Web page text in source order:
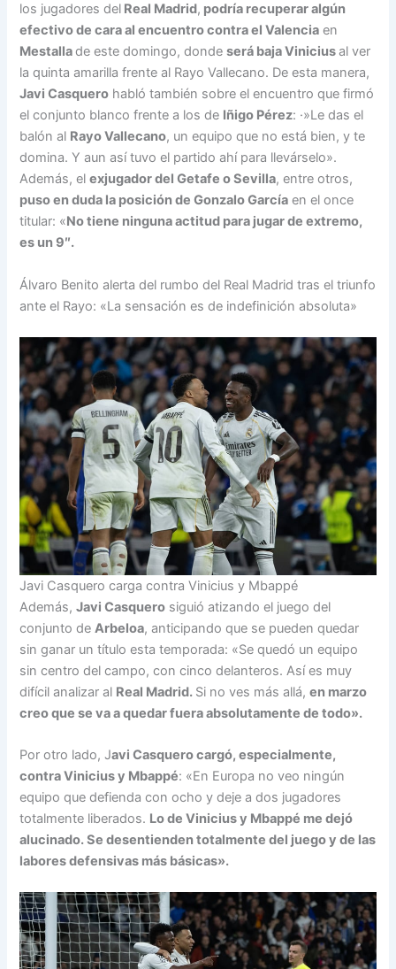
los jugadores del Real Madrid, podría recuperar algún
efectivo de cara al encuentro contra el Valencia en
Mestallade este domingo, dondeserá baja Viniciusal ver
la quinta amarilla frente al Rayo Vallecano. De esta manera,
Javi Casquero habló también sobre el encuentro que firmó
el conjunto blanco frente a los de Iñigo Pérez: ·»Le das el
balón al Rayo Vallecano, un equipo que no está bien, y te
domina. Y aun así tuvo el partido ahí para llevárselo».
Además, elexjugador del Getafe o Sevilla, entre otros,
puso en duda la posición de Gonzalo García en el once
titular: «No tiene ninguna actitud para jugar de extremo,
es un 9″.
Álvaro Benito alerta del rumbo del Real Madrid tras el triunfo
ante el Rayo: «La sensación es de indefinición absoluta»
Javi Casquero carga contra Vinicius y Mbappé
Además,Javi Casquero siguió atizando el juego del
conjunto deArbeloa, anticipando que se pueden quedar
sin ganar un título esta temporada: «Se quedó un equipo
sin centro del campo, con cinco delanteros. Así es muy
difícil analizar al Real Madrid. Si no ves más allá,en marzo
creo que se va a quedar fuera absolutamente de todo».
Por otro lado, Javi Casquero cargó, especialmente,
contra Vinicius y Mbappé: «En Europa no veo ningún
equipo que defienda con ocho y deje a dos jugadores
totalmente liberados. Lo de Vinicius y Mbappé me dejó
alucinado. Se desentienden totalmente del juego y de las
labores defensivas más básicas».